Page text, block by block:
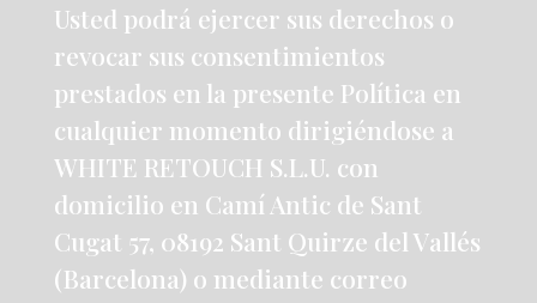
Usted podrá ejercer sus derechos o
revocar sus consentimientos
prestados en la presente Política en
cualquier momento dirigiéndose a
WHITE RETOUCH S.L.U. con
domicilio en Camí Antic de Sant
Cugat 57, 08192 Sant Quirze del Vallés
(Barcelona) o mediante correo